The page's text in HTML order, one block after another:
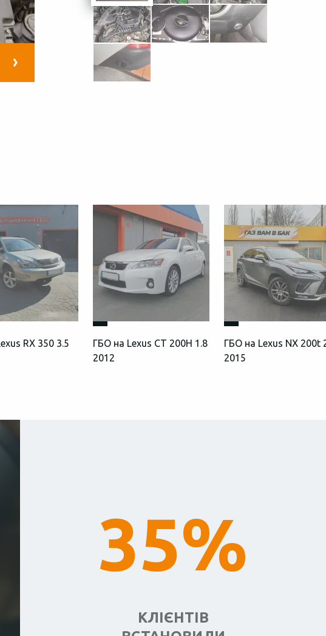
RX 350 3.5
ГБО на Lexus CT 200H 1.8
2012
ГБО на Lexus NX 200t
2015
35%
КЛІЄНТІВ